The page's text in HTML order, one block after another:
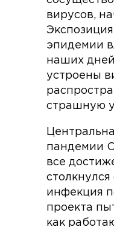
вирусов,
эпидемии
наших
устроены
страшную
пандемии
все
инфекция
проекта
как